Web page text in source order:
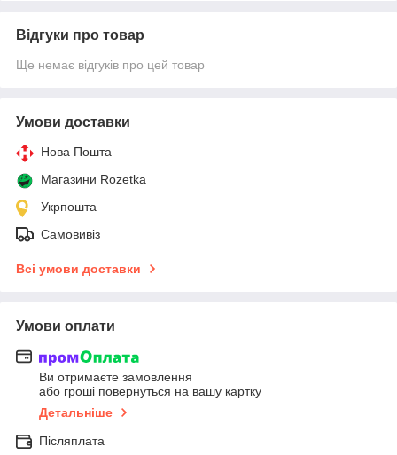
Відгуки про товар
Ще немає відгуків про цей товар
Умови доставки
Нова Пошта
Магазини Rozetka
Укрпошта
Самовивіз
Всі умови доставки
Умови оплати
Ви отримаєте замовлення
або гроші повернуться на вашу картку
Детальніше
Післяплата